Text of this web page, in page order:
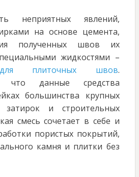
неприятных явлений,
на основе цемента,
полученных швов их
жидкостями –
плиточных швов.
что данные средства
большинства крупных
затирок и строительных
смесь сочетает в себе и
пористых покрытий,
камня и плитки без